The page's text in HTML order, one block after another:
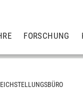
FORSCHUNG